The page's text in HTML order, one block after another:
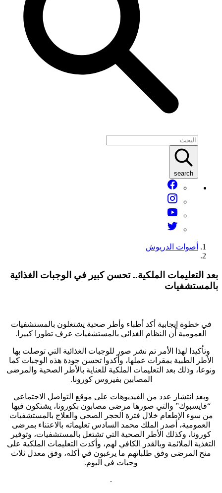
search
أصوات الدريوش
بعد التعليمات الملكية.. تحسن كبير في الوجبات الغذائية
بالمستشفيات
في خطوة إيجابية أكد أطباء وأطر صحية يشتغلون بالمستشفيات
العمومية أن النظام الغذائي بالمستشفيات عرف تطورا كبيرا.
وتأكيدا لهذا الأمر تم نشر صور للوجبات الغذائية التي توصلت بها
الأطر الطبية بمقرات عملها، وأكدوا تحسن جودة هذه الوجبات كما
ونوعا، وذلك بعد التعليمات الملكية للعناية بالأطر الصحية والمرضى
المصابين بفيروس كورونا.
وبعد انتشار عدد من الفيديوهات على موقع التواصل الاجتماعي
“فايسبوك” والتي صورها مرضى مصابون بكورونا، يشتكون فيها
من سوء الإطعام خلال فترة الحجر الصحي والعلاج بالمستشفيات
العمومية، أصدر الملك محمد السادس تعليماته بالاعتناء بمرضى
كورونا، وكذلك الأطر الصحية التي تشتغل بالمستشفيات، وتوفير
التغذية الملائمة وبالقدر الكافي لهم، وأكدت التعليمات الملكية على
منح المرضى وفق طلباتهم ما يرغبون في أكله، وفق معدل ثلاث
وجبات في اليوم.
.